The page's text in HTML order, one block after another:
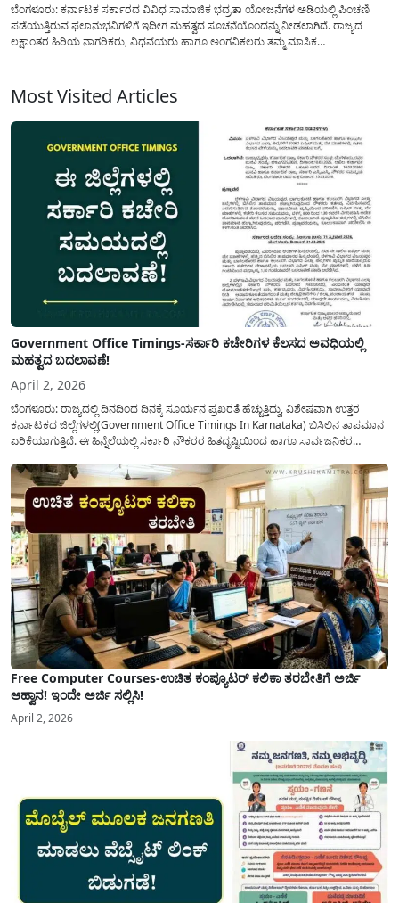
ಬೆಂಗಳೂರು: ಕರ್ನಾಟಕ ಸರ್ಕಾರದ ವಿವಿಧ ಸಾಮಾಜಿಕ ಭದ್ರತಾ ಯೋಜನೆಗಳ ಅಡಿಯಲ್ಲಿ ಪಿಂಚಣಿ
ಪಡೆಯುತ್ತಿರುವ ಫಲಾನುಭವಿಗಳಿಗೆ ಇದೀಗ ಮಹತ್ವದ ಸೂಚನೆಯೊಂದನ್ನು ನೀಡಲಾಗಿದೆ. ರಾಜ್ಯದ
ಲಕ್ಷಾಂತರ ಹಿರಿಯ ನಾಗರಿಕರು, ವಿಧವೆಯರು ಹಾಗೂ ಅಂಗವಿಕಲರು ತಮ್ಮ ಮಾಸಿಕ
Most Visited Articles
Government Office Timings-ಸರ್ಕಾರಿ ಕಚೇರಿಗಳ ಕೆಲಸದ ಅವಧಿಯಲ್ಲಿ
ಮಹತ್ವದ ಬದಲಾವಣೆ!
April 2, 2026
ಬೆಂಗಳೂರು: ರಾಜ್ಯದಲ್ಲಿ ದಿನದಿಂದ ದಿನಕ್ಕೆ ಸೂರ್ಯನ ಪ್ರಖರತೆ ಹೆಚ್ಚುತ್ತಿದ್ದು, ವಿಶೇಷವಾಗಿ ಉತ್ತರ
ಕರ್ನಾಟಕದ ಜಿಲ್ಲೆಗಳಲ್ಲಿ(Government Office Timings In Karnataka) ಬಿಸಿಲಿನ ತಾಪಮಾನ
ಏರಿಕೆಯಾಗುತ್ತಿದೆ. ಈ ಹಿನ್ನೆಲೆಯಲ್ಲಿ ಸರ್ಕಾರಿ ನೌಕರರ ಹಿತದೃಷ್ಟಿಯಿಂದ ಹಾಗೂ ಸಾರ್ವಜನಿಕರ
ಮತ್ತು ಕಲ್ಯಾಣ ಕರ್ನಾಟಕದ ಒಟ್ಟು 9 ಜಿಲ್ಲೆಗಳಲ್ಲಿ ಏಪ್ರಿಲ್...
Free Computer Courses-ಉಚಿತ ಕಂಪ್ಯೂಟರ್ ಕಲಿಕಾ ತರಬೇತಿಗೆ ಅರ್ಜಿ
ಆಹ್ವಾನ! ಇಂದೇ ಅರ್ಜಿ ಸಲ್ಲಿಸಿ!
April 2, 2026